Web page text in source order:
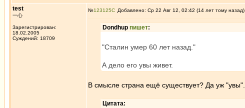
test
一心
Зарегистрирован:
18.02.2005
Суждений: 18709
№123125 Добавлено: Ср 22 Авг 12, 02:42 (14 лет тому назад)
Dondhup пишет:
"Сталин умер 60 лет назад."
А дело его увы живет.
В смысле страна ещё существует? Да уж "увы".
Цитата: